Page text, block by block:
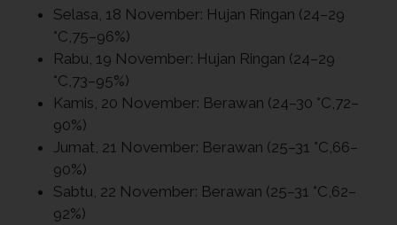
Selasa, 18 November: Hujan Ringan (24–29
°C,75–96%)
Rabu, 19 November: Hujan Ringan (24–29
°C,73–95%)
Kamis, 20 November: Berawan (24–30 °C,72–
90%)
Jumat, 21 November: Berawan (25–31 °C,66–
90%)
Sabtu, 22 November: Berawan (25–31 °C,62–
92%)